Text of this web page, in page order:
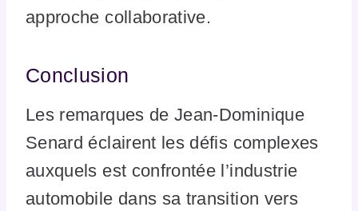
approche collaborative.
Conclusion
Les remarques de Jean-Dominique
Senard éclairent les défis complexes
auxquels est confrontée l’industrie
automobile dans sa transition vers